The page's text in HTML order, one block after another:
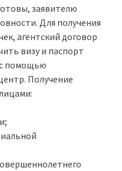
заявителю
Для получения
агентский договор
визу и паспорт
с помощью
Получение